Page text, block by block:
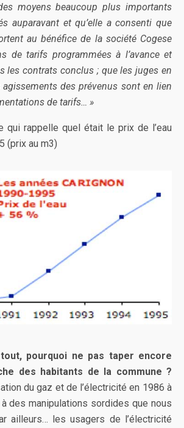
moyens beaucoup plus importants
auparavant et qu’elle a consenti que
au bénéfice de la société Cogese
de tarifs programmées à l’avance et
les contrats conclus ; que les juges en
des prévenus sont en lien
de tarifs… »
qui rappelle quel était le prix de l’eau
(prix au m3)
pourquoi ne pas taper encore
des habitants de la commune ?
du gaz et de l’électricité en 1986 à
à des manipulations sordides que nous
ailleurs… les usagers de l’électricité